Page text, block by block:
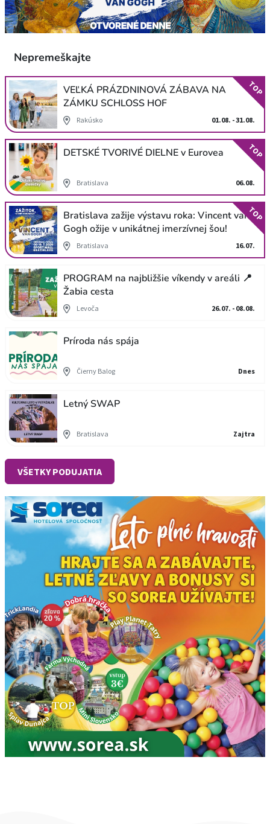
Nepremeškajte
VEĽKÁ PRÁZDNINOVÁ ZÁBAVA NA
ZÁMKU SCHLOSS HOF
Rakúsko 01.08. - 31.08.
TOP
DETSKÉ TVORIVÉ DIELNE v Eurovea
Bratislava 06.08.
TOP
Bratislava zažije výstavu roka: Vincent van
Gogh ožije v unikátnej imerzívnej šou!
Bratislava 16.07.
TOP
PROGRAM na najbližšie víkendy v areáli 📍
Žabia cesta
Levoča 26.07. - 08.08.
Príroda nás spája
Čierny Balog Dnes
Letný SWAP
Bratislava Zajtra
VŠETKY PODUJATIA